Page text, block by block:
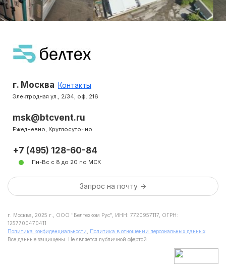
г. Москва Контакты
Электродная ул., 2/34, оф. 216
msk@btcvent.ru
Ежедневно, Круглосуточно
+7 (495) 128-60-84
Пн-Вс с 8 до 20 по МСК
Запрос на почту ->
г. Москва, 2025 г., ООО "Белтехком Рус", ИНН: 7720957117, ОГРН:
1257700470411
Политика конфиденциальности, Политика в отношении персональных данных
Все данные защищены. Не является публичной офертой